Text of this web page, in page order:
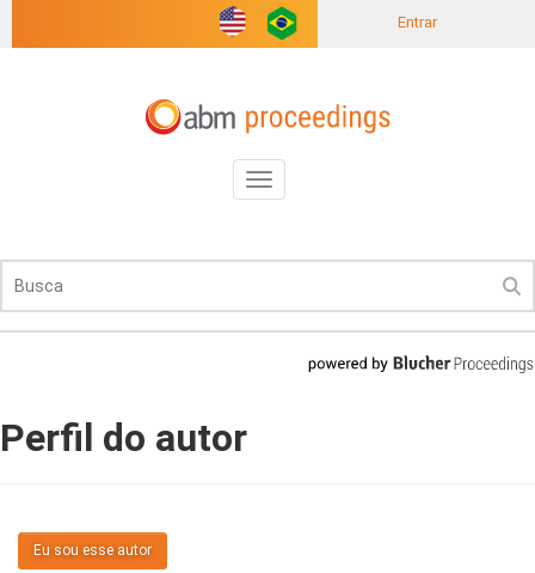
Entrar
Toggle
navigation
Perfil do autor
Eu sou esse autor